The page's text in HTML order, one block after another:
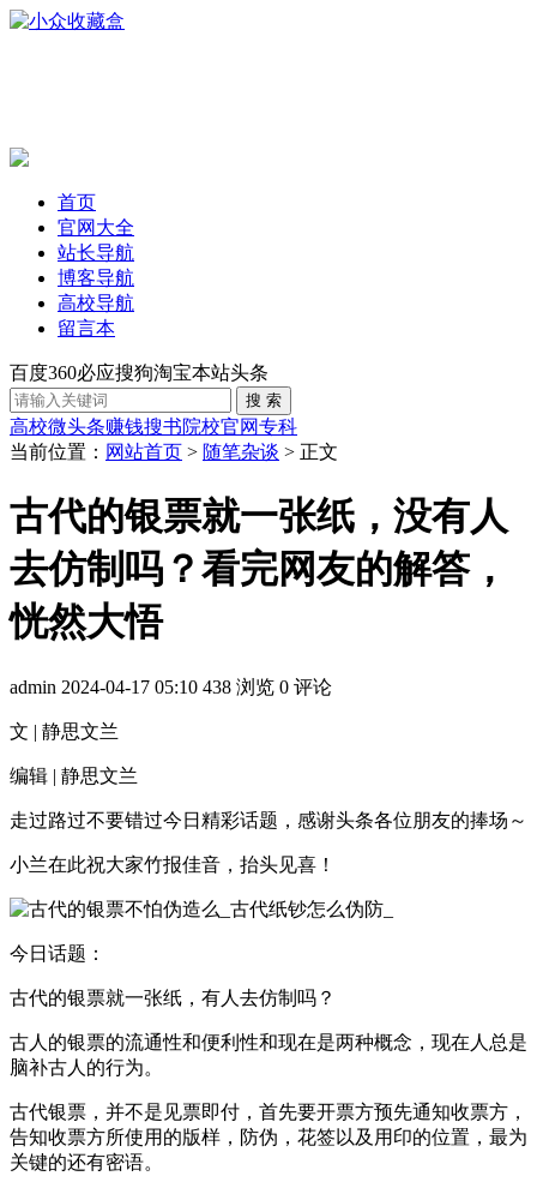
首页
官网大全
站长导航
博客导航
高校导航
留言本
百度360必应搜狗淘宝本站头条
高校微头条赚钱搜书院校官网专科
当前位置： 网站首页 > 随笔杂谈 > 正文
古代的银票就一张纸，没有人
去仿制吗？看完网友的解答，
恍然大悟
admin 2024-04-17 05:10 438 浏览 0 评论
文 | 静思文兰
编辑 | 静思文兰
走过路过不要错过今日精彩话题，感谢头条各位朋友的捧场～
小兰在此祝大家竹报佳音，抬头见喜！
今日话题：
古代的银票就一张纸，有人去仿制吗？
古人的银票的流通性和便利性和现在是两种概念，现在人总是
脑补古人的行为。
古代银票，并不是见票即付，首先要开票方预先通知收票方，
告知收票方所使用的版样，防伪，花签以及用印的位置，最为
关键的还有密语。